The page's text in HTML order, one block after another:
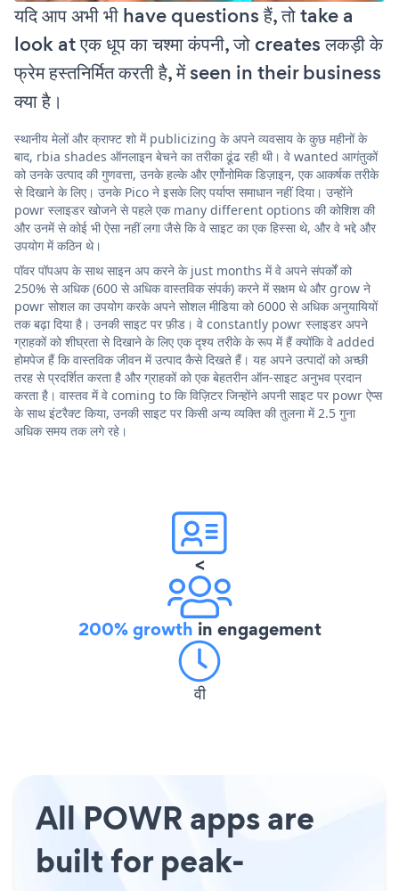
यदि आप अभी भी have questions हैं, तो take a
look at एक धूप का चश्मा कंपनी, जो creates लकड़ी के
फ्रेम हस्तनिर्मित करती है, में seen in their business
क्या है।
स्थानीय मेलों और क्राफ्ट शो में publicizing के अपने व्यवसाय के कुछ महीनों के
बाद, rbia shades ऑनलाइन बेचने का तरीका ढूंढ रही थी। वे wanted आगंतुकों
को उनके उत्पाद की गुणवत्ता, उनके हल्के और एर्गोनोमिक डिज़ाइन, एक आकर्षक तरीके
से दिखाने के लिए। उनके Pico ने इसके लिए पर्याप्त समाधान नहीं दिया। उन्होंने
powr स्लाइडर खोजने से पहले एक many different options की कोशिश की
और उनमें से कोई भी ऐसा नहीं लगा जैसे कि वे साइट का एक हिस्सा थे, और वे भद्दे और
उपयोग में कठिन थे।
पॉवर पॉपअप के साथ साइन अप करने के just months में वे अपने संपर्कों को
250% से अधिक (600 से अधिक वास्तविक संपर्क) करने में सक्षम थे और grow ने
powr सोशल का उपयोग करके अपने सोशल मीडिया को 6000 से अधिक अनुयायियों
तक बढ़ा दिया है। उनकी साइट पर फ़ीड। वे constantly powr स्लाइडर अपने
ग्राहकों को शीघ्रता से दिखाने के लिए एक दृश्य तरीके के रूप में हैं क्योंकि वे added
होमपेज हैं कि वास्तविक जीवन में उत्पाद कैसे दिखते हैं। यह अपने उत्पादों को अच्छी
तरह से प्रदर्शित करता है और ग्राहकों को एक बेहतरीन ऑन-साइट अनुभव प्रदान
करता है। वास्तव में वे coming to कि विज़िटर जिन्होंने अपनी साइट पर powr ऐप्स
के साथ इंटरैक्ट किया, उनकी साइट पर किसी अन्य व्यक्ति की तुलना में 2.5 गुना
अधिक समय तक लगे रहे।
<
200% growth in engagement
वी
All POWR apps are
built for peak-